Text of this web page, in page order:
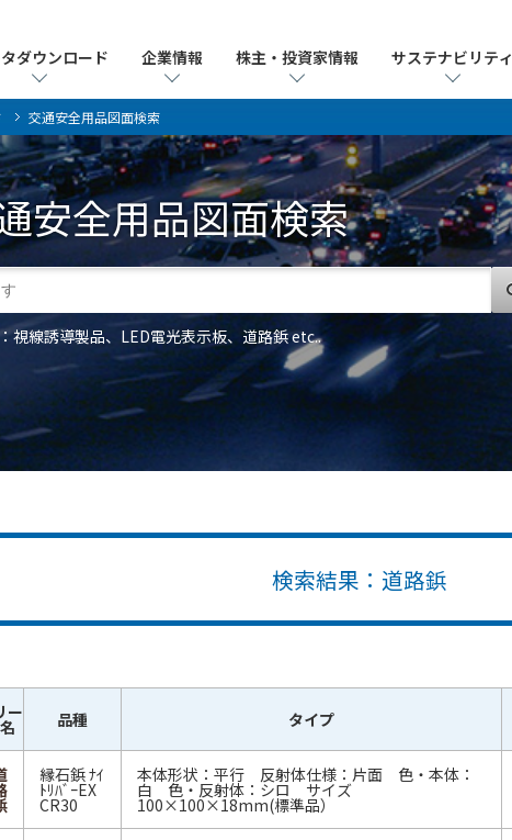
ダウンロード 企業情報 株主・投資家情報 サステナビリティ
ダウンロード 企業情報 株主・投資家情報 サステナビリティ
交通安全用品図面検索
安全用品図面検索
視線誘導製品、LED電光表示板、道路鋲 etc..
検索結果：道路鋲
ー 品種 タイプ
縁石鋲 ﾅｲ
ﾄﾘﾊﾞｰEX
CR30
本体形状：平行 反射体仕様：片面 色・本体：
白 色・反射体：シロ サイズ
100×100×18mm(標準品）